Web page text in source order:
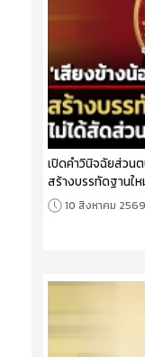
เปิดคำวินิจฉัยส่วน
สร้างบรรทัดฐานใ
10 สิงหาคม 2569